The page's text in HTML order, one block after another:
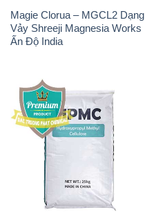
Magie Clorua – MGCL2 Dạng
Vảy Shreeji Magnesia Works
Ấn Độ India